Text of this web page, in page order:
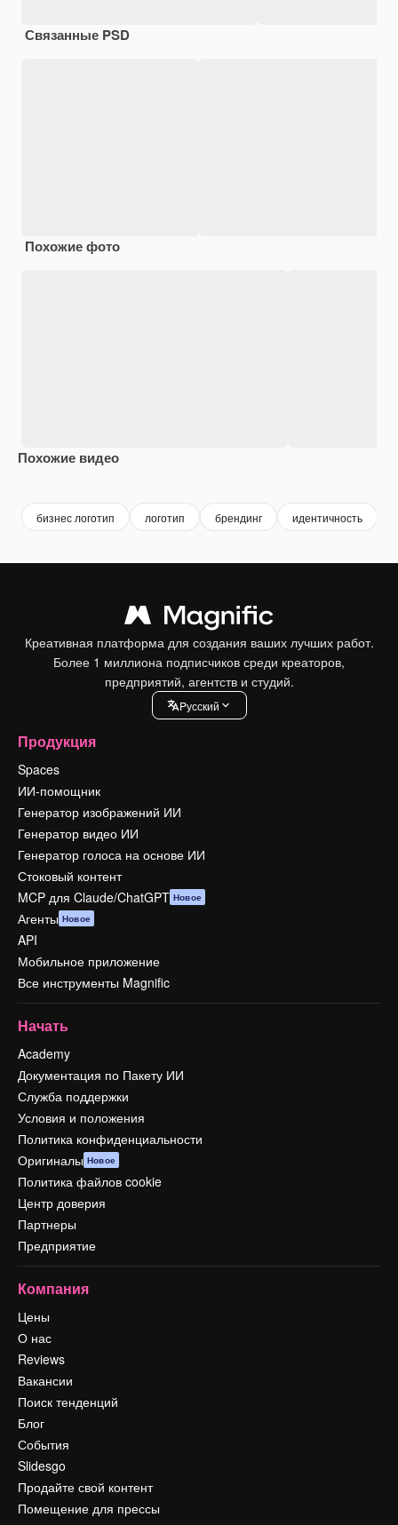
Связанные PSD
Похожие фото
Похожие видео
бизнес логотип логотип брендинг идентичность
Креативная платформа для создания ваших лучших работ.
Более 1 миллиона подписчиков среди креаторов,
предприятий, агентств и студий.
Pусский
Продукция
Spaces
ИИ-помощник
Генератор изображений ИИ
Генератор видео ИИ
Генератор голоса на основе ИИ
Стоковый контент
MCP для Claude/ChatGPT Новое
Агенты Новое
API
Мобильное приложение
Все инструменты Magnific
Начать
Academy
Документация по Пакету ИИ
Служба поддержки
Условия и положения
Политика конфиденциальности
Оригиналы Новое
Политика файлов cookie
Центр доверия
Партнеры
Предприятие
Компания
Цены
О нас
Reviews
Вакансии
Поиск тенденций
Блог
События
Slidesgo
Продайте свой контент
Помещение для прессы